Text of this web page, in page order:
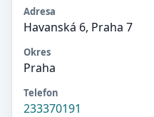
Adresa
Havanská 6, Praha 7
Okres
Praha
Telefon
233370191